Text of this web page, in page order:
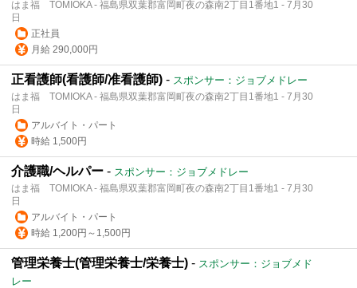
はま福 TOMIOKA - 福島県双葉郡富岡町夜の森南2丁目1番地1 - 7月30
日
正社員
月給 290,000円
正看護師(看護師/准看護師) - スポンサー：ジョブメドレー
はま福 TOMIOKA - 福島県双葉郡富岡町夜の森南2丁目1番地1 - 7月30
日
アルバイト・パート
時給 1,500円
介護職/ヘルパー - スポンサー：ジョブメドレー
はま福 TOMIOKA - 福島県双葉郡富岡町夜の森南2丁目1番地1 - 7月30
日
アルバイト・パート
時給 1,200円～1,500円
管理栄養士(管理栄養士/栄養士) - スポンサー：ジョブメド
レー